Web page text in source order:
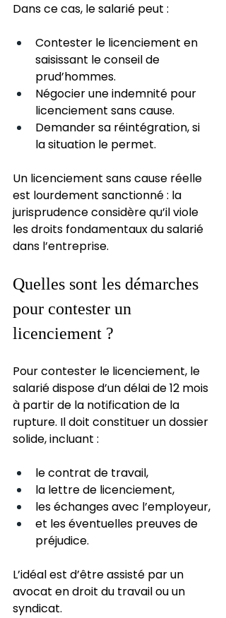
Dans ce cas, le salarié peut :
Contester le licenciement en
saisissant le conseil de
prud’hommes.
Négocier une indemnité pour
licenciement sans cause.
Demander sa réintégration, si
la situation le permet.
Un licenciement sans cause réelle
est lourdement sanctionné : la
jurisprudence considère qu’il viole
les droits fondamentaux du salarié
dans l’entreprise.
Quelles sont les démarches
pour contester un
licenciement ?
Pour contester le licenciement, le
salarié dispose d’un délai de 12 mois
à partir de la notification de la
rupture. Il doit constituer un dossier
solide, incluant :
le contrat de travail,
la lettre de licenciement,
les échanges avec l’employeur,
et les éventuelles preuves de
préjudice.
L’idéal est d’être assisté par un
avocat en droit du travail ou un
syndicat.